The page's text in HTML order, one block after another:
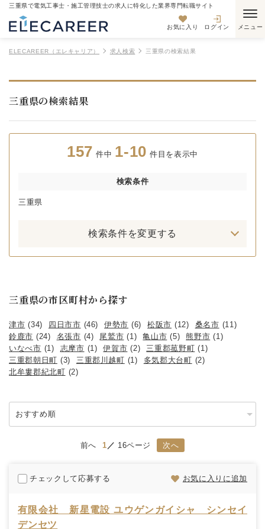
三重県で電気工事士・施工管理技士の求人に特化した業界専門転職サイト
お気に入り ログイン
ELECAREER（エレキャリア） 求人検索 三重県の検索結果
三重県の検索結果
157 件中 1-10 件目を表示中
検索条件
三重県
検索条件を変更する
三重県の市区町村から探す
津市 (34) 四日市市 (46) 伊勢市 (6) 松阪市 (12) 桑名市 (11)
鈴鹿市 (24) 名張市 (4) 尾鷲市 (1) 亀山市 (5) 熊野市 (1)
いなべ市 (1) 志摩市 (1) 伊賀市 (2) 三重郡菰野町 (1)
三重郡朝日町 (3) 三重郡川越町 (1) 多気郡大台町 (2)
北牟婁郡紀北町 (2)
前へ 1 16ページ 次へ
チェックして応募する お気に入りに追加
有限会社 新星電設 ユウゲンガイシャ シンセイ
デンセツ